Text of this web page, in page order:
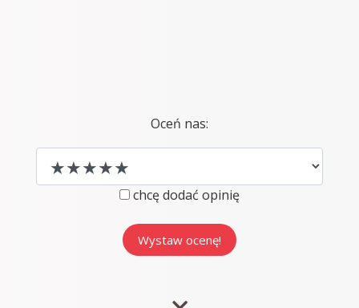
Oceń nas:
chcę dodać opinię